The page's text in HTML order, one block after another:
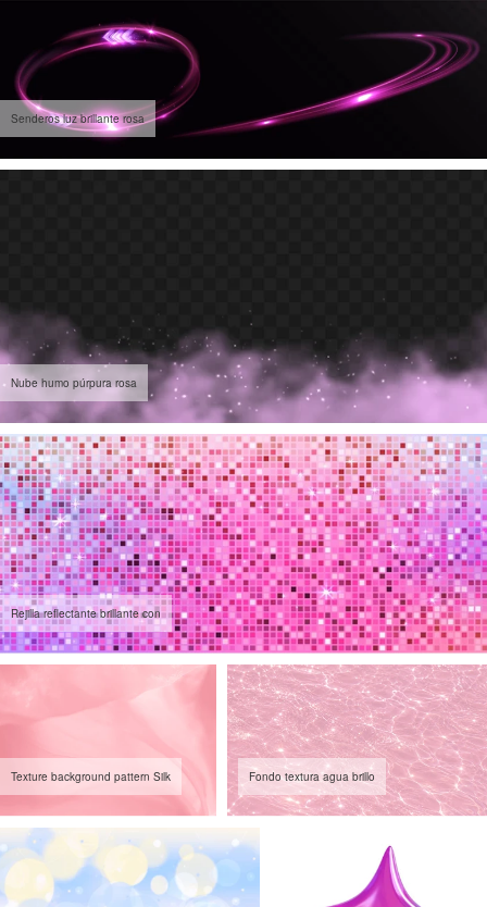
Senderos luz brillante rosa
Nube humo púrpura rosa
Rejilla reflectante brillante con
Texture background pattern Silk Fondo textura agua brillo